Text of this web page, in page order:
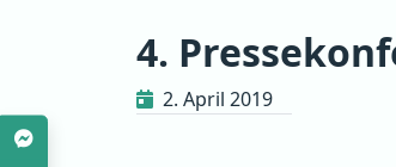
4.
2. April 2019